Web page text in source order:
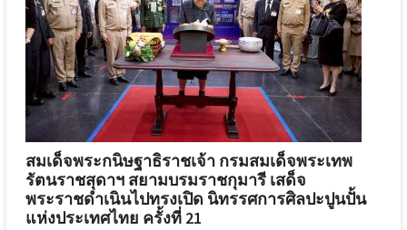
สมเด็จพระกนิษฐาธิราชเจ้า กรมสมเด็จพระเทพ
รัตนราชสุดาฯ สยามบรมราชกุมารี เสด็จ
พระราชดำเนินไปทรงเปิด นิทรรศการศิลปะปูนปั้น
แห่งประเทศไทย ครั้งที่ 21